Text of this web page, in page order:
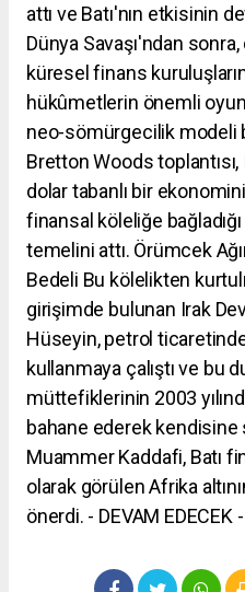
attı ve Batı'nın etkisinin
Dünya Savaşı'ndan
küresel finans
hükûmetlerin önemli
neo-sömürgecilik modeli
Bretton Woods toplantısı,
dolar tabanlı bir
finansal köleliğe
temelini attı. Örümcek
Bedeli Bu kölelikten
girişimde bulunan Irak
Hüseyin, petrol
kullanmaya çalıştı ve bu
müttefiklerinin 2003
bahane ederek kendisine
Muammer Kaddafi, Batı
olarak görülen Afrika
önerdi. - DEVAM EDECEK -